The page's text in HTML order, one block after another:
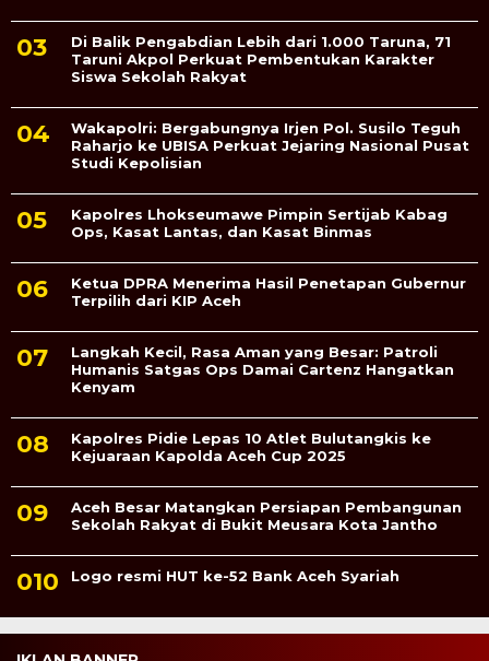
Di Balik Pengabdian Lebih dari 1.000 Taruna, 71
Taruni Akpol Perkuat Pembentukan Karakter
Siswa Sekolah Rakyat
Wakapolri: Bergabungnya Irjen Pol. Susilo Teguh
Raharjo ke UBISA Perkuat Jejaring Nasional Pusat
Studi Kepolisian
Kapolres Lhokseumawe Pimpin Sertijab Kabag
Ops, Kasat Lantas, dan Kasat Binmas
Ketua DPRA Menerima Hasil Penetapan Gubernur
Terpilih dari KIP Aceh
Langkah Kecil, Rasa Aman yang Besar: Patroli
Humanis Satgas Ops Damai Cartenz Hangatkan
Kenyam
Kapolres Pidie Lepas 10 Atlet Bulutangkis ke
Kejuaraan Kapolda Aceh Cup 2025
Aceh Besar Matangkan Persiapan Pembangunan
Sekolah Rakyat di Bukit Meusara Kota Jantho
Logo resmi HUT ke-52 Bank Aceh Syariah